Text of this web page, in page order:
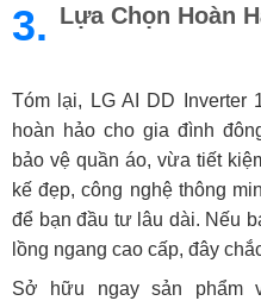
3. Lựa Chọn Hoàn
Tóm lại, LG AI DD Inverter
hoàn hảo cho gia đình
bảo vệ quần áo, vừa tiết
kế đẹp, công nghệ thông
để bạn đầu tư lâu dài. Nếu
lồng ngang cao cấp, đây
Sở hữu ngay sản phẩm